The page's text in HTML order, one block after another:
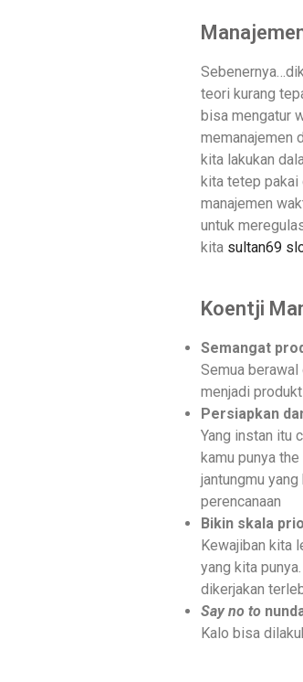
teori kurang
bisa mengatur
memanajemen
kita lakukan
kita tetep pakai
manajemen
untuk
kita sultan69
Koentji
Semangat
Semua berawal
menjadi
Persiapkan
Yang instan itu
kamu punya
jantungmu
perencanaan
Bikin skala
Kewajiban kita
yang kita
dikerjakan
Say no to
Kalo bisa